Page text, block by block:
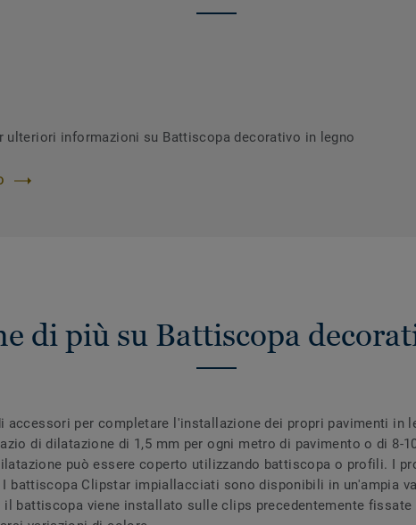
ulteriori informazioni su Battiscopa decorativo in legno
di più su Battiscopa
accessori per completare l'installazione dei propri pavimenti in
di dilatazione di 1,5 mm per ogni metro di pavimento o di 8-
può essere coperto utilizzando battiscopa o profili. I
battiscopa Clipstar impiallacciati sono disponibili in un'ampia
battiscopa viene installato sulle clips precedentemente